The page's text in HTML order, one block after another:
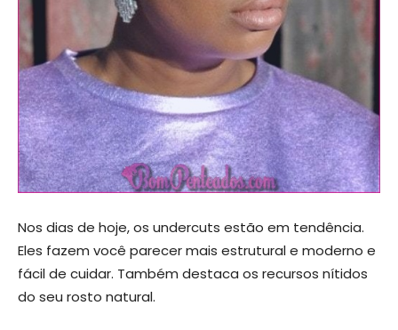
Nos dias de hoje, os undercuts estão em tendência.
Eles fazem você parecer mais estrutural e moderno e
fácil de cuidar. Também destaca os recursos nítidos
do seu rosto natural.